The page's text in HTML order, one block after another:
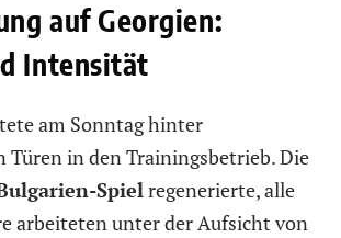
auf Georgien:
Intensität
am Sonntag hinter
Türen in den Trainingsbetrieb. Die
Spielregenerierte, alle
arbeiteten unter der Aufsicht von